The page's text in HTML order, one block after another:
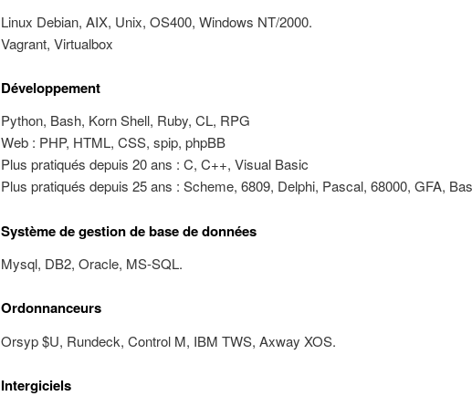
Linux Debian, AIX, Unix, OS400, Windows NT/2000.
Vagrant, Virtualbox
Développement
Python, Bash, Korn Shell, Ruby, CL, RPG
Web : PHP, HTML, CSS, spip, phpBB
Plus pratiqués depuis 20 ans : C, C++, Visual Basic
Plus pratiqués depuis 25 ans : Scheme, 6809, Delphi, Pascal, 68000, GFA,
Système de gestion de base de données
Mysql, DB2, Oracle, MS-SQL.
Ordonnanceurs
Orsyp $U, Rundeck, Control M, IBM TWS, Axway XOS.
Intergiciels